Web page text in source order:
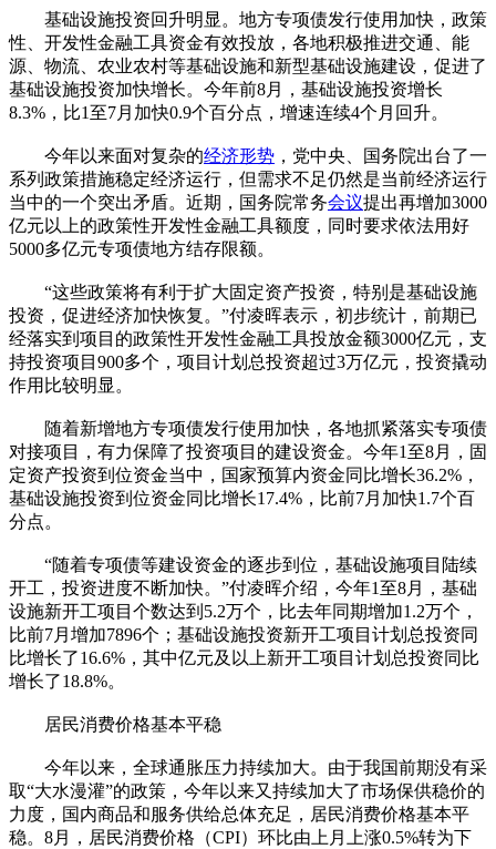
基础设施投资回升明显。地方专项债发行使用加快，政策
性、开发性金融工具资金有效投放，各地积极推进交通、能
源、物流、农业农村等基础设施和新型基础设施建设，促进了
基础设施投资加快增长。今年前8月，基础设施投资增长
8.3%，比1至7月加快0.9个百分点，增速连续4个月回升。
今年以来面对复杂的经济形势 ，党中央、国务院出台了一
系列政策措施稳定经济运行，但需求不足仍然是当前经济运行
当中的一个突出矛盾。近期，国务院常务会议提出再增加3000
亿元以上的政策性开发性金融工具额度，同时要求依法用好
5000多亿元专项债地方结存限额。
“这些政策将有利于扩大固定资产投资，特别是基础设施
投资，促进经济加快恢复。”付凌晖表示，初步统计，前期已
经落实到项目的政策性开发性金融工具投放金额3000亿元，支
持投资项目900多个，项目计划总投资超过3万亿元，投资撬动
作用比较明显。
随着新增地方专项债发行使用加快，各地抓紧落实专项债
对接项目，有力保障了投资项目的建设资金。今年1至8月，固
定资产投资到位资金当中，国家预算内资金同比增长36.2%，
基础设施投资到位资金同比增长17.4%，比前7月加快1.7个百
分点。
“随着专项债等建设资金的逐步到位，基础设施项目陆续
开工，投资进度不断加快。”付凌晖介绍，今年1至8月，基础
设施新开工项目个数达到5.2万个，比去年同期增加1.2万个，
比前7月增加7896个；基础设施投资新开工项目计划总投资同
比增长了16.6%，其中亿元及以上新开工项目计划总投资同比
增长了18.8%。
居民消费价格基本平稳
今年以来，全球通胀压力持续加大。由于我国前期没有采
取“大水漫灌”的政策，今年以来又持续加大了市场保供稳价的
力度，国内商品和服务供给总体充足，居民消费价格基本平
稳。8月，居民消费价格（CPI）环比由上月上涨0.5%转为下